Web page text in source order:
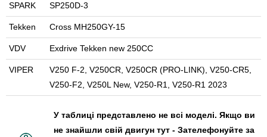
SPARK SP250D-3
Tekken Cross MH250GY-15
VDV Exdrive Tekken new 250CC
VIPER
V250 F-2, V250CR, V250CR (PRO-LINK), V250-CR5,
V250-F2, V250L New, V250-R1, V250-R1 2023
У таблиці представлено не всі моделі. Якщо ви
не знайшли свій двигун тут - Зателефонуйте за